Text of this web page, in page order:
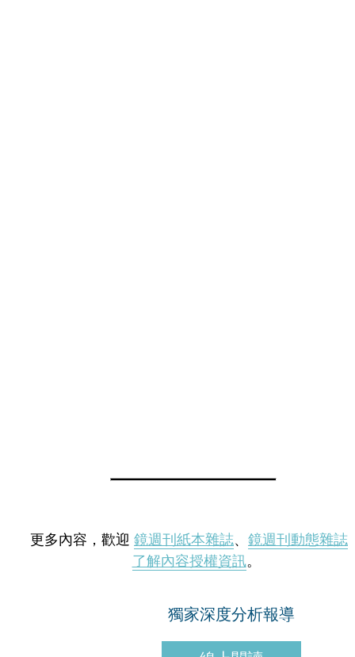
更多內容，歡迎 鏡週刊紙本雜誌、 鏡週刊動態雜誌
了解內容授權資訊。
獨家深度分析報導